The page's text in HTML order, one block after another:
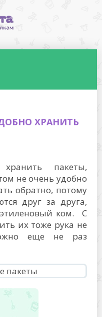
ХРАНИТЬ
пакеты,
не очень удобно
обратно, потому
друг за друга,
ком. С
их тоже рука не
еще не раз